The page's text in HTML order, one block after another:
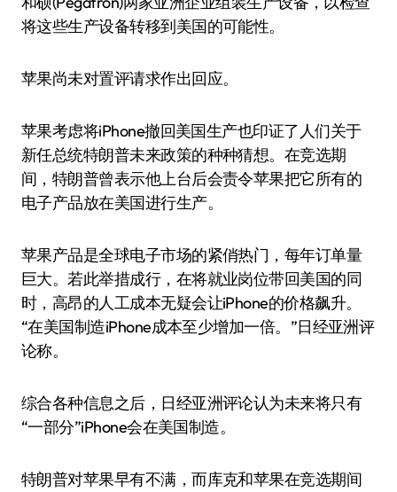
将这些生产设备转移到美国的可能性。
苹果尚未对置评请求作出回应。
苹果考虑将iPhone撤回美国生产也印证了人们关于
新任总统特朗普未来政策的种种猜想。在竞选期
间，特朗普曾表示他上台后会责令苹果把它所有的
电子产品放在美国进行生产。
苹果产品是全球电子市场的紧俏热门，每年订单量
巨大。若此举措成行，在将就业岗位带回美国的同
时，高昂的人工成本无疑会让iPhone的价格飙升。
“在美国制造iPhone成本至少增加一倍。”日经亚洲评
论称。
综合各种信息之后，日经亚洲评论认为未来将只有
“一部分”iPhone会在美国制造。
特朗普对苹果早有不满，而库克和苹果在竞选期间